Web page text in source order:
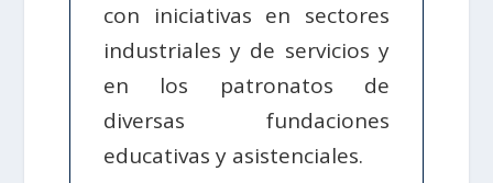
con iniciativas en sectores
industriales y de servicios y
en los patronatos de
diversas fundaciones
educativas y asistenciales.